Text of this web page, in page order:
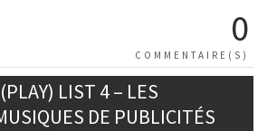
0
COMMENTAIRE(S)
LIST 4 – LES
DE PUBLICITÉS